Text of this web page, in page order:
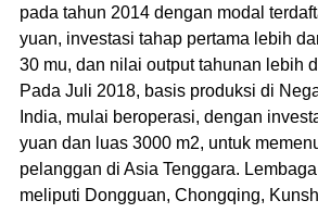
pada tahun 2014 dengan modal
yuan, investasi tahap pertama lebih
30 mu, dan nilai output tahunan lebih
Pada Juli 2018, basis produksi di
India, mulai beroperasi, dengan
yuan dan luas 3000 m2, untuk
pelanggan di Asia Tenggara.
meliputi Dongguan, Chongqing,